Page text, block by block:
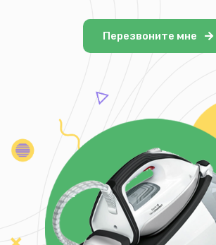
Перезвоните мне